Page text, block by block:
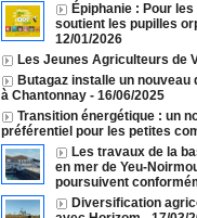
Épiphanie : Pour
soutient les pupilles
12/01/2026
Les Jeunes Agriculteurs de
Butagaz installe un
à Chantonnay - 16/06/2025
Transition énergétique : un
préférentiel pour les petites
Les travaux de la
en mer de Yeu-
poursuivent
Diversification